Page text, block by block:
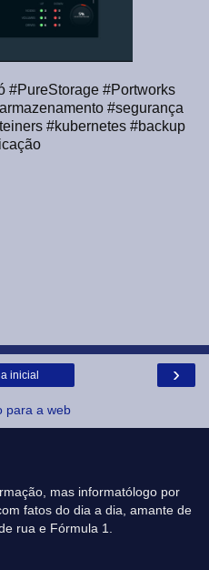
#PureStorage #Portworks
#segurança
#kubernetes #backup
›
inicial
para a web
mas informatólogo por
fatos do dia a dia, amante de
rua e Fórmula 1.